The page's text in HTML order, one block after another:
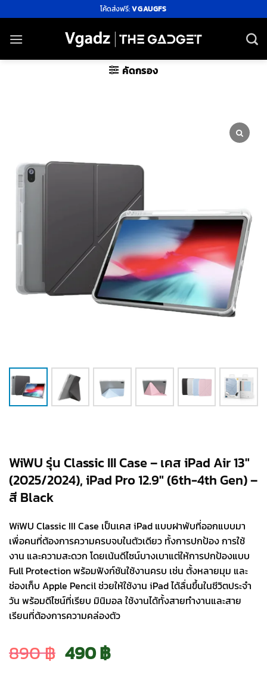
ไป
ยัง
โค้ดส่งฟรี:VGAUGFS
คัดกรอง
WiWU รุ่น Classic III Case – เคส iPad Air 13″
(2025/2024), iPad Pro 12.9″ (6th-4th Gen) –
สี Black
WiWU Classic III Case เป็นเคส iPad แบบฝาพับที่ออกแบบมา
เพื่อคนที่ต้องการความครบจบในตัวเดียว ทั้งการปกป้อง การใช้
งาน และความสะดวก โดยเน้นดีไซน์บางเบาแต่ให้การปกป้องแบบ
Full Protection พร้อมฟังก์ชันใช้งานครบ เช่น ตั้งหลายมุม และ
ช่องเก็บ Apple Pencil ช่วยให้ใช้งาน iPad ได้ลื่นขึ้นในชีวิตประจำ
วัน พร้อมดีไซน์ที่เรียบ มินิมอล ใช้งานได้ทั้งสายทำงานและสาย
เรียนที่ต้องการความคล่องตัว
890฿ Original
490฿Current